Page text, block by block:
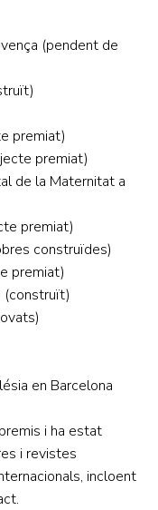
(pendent de
premiat)
premiat)
de la Maternitat a
premiat)
construïdes)
premiat)
(construït)
en Barcelona
i ha estat
i revistes
incloent